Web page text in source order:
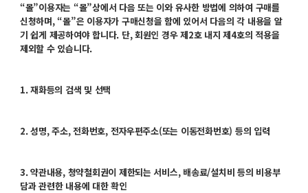
“몰”이용자는 “몰”상에서 다음 또는 이와 유사한 방법에 의하여 구매를
신청하며, “몰”은 이용자가 구매신청을 함에 있어서 다음의 각 내용을 알
기 쉽게 제공하여야 합니다. 단, 회원인 경우 제2호 내지 제4호의 적용을
제외할 수 있습니다.
1. 재화등의 검색 및 선택
2. 성명, 주소, 전화번호, 전자우편주소(또는 이동전화번호) 등의 입력
3. 약관내용, 청약철회권이 제한되는 서비스, 배송료/설치비 등의 비용부
담과 관련한 내용에 대한 확인